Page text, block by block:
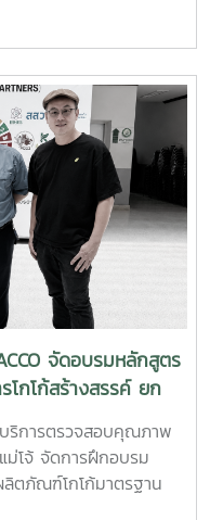
งานจริง โดยมุ่งเน้น
มความอุดมสมบูรณ์ของ
และสวนหย่อม ตลอดจน
การพึ่งพาสารเคมีและ
มิตรต่อสิ่งแวดล้อมด้าน
สถานประกอบการ การใช้
ษใบไม้ กิ่งไม้ และวัสดุ
มุนเวียนกลับมาใช้บำรุง
ริมาณของเสียและส่ง
คุณสมบัติดังกล่าว
สำหรับบำรุงดินและเร่ง
นสุขอนามัยและระบบ
เพื่อช่วยลดกลิ่นไม่พึง
อินทรีย์บริเวณห้องครัว
อะ และถังซึม ซึ่งเหมาะ
แรม โดยผลิตภัณฑ์ MMO
ลิ่นและบำบัดน้ำเสียโดย
มของผลิตภัณฑ์ภายใต้
เกษตรอย่างเหมาะสมและ
สำคัญ ได้แก่ ความเป็น
ารนำเข้าตัวอย่างปุ๋ย
ารดำเนินงานให้
เกณฑ์ที่เกี่ยวข้องของ
อย่างปุ๋ยเพื่อใช้ในการวิจัย
ที่ชัดเจน และดำเนินการ
กณฑ์และเงื่อนไขที่กรม
นงานเป็นไปอย่างถูกต้อง
นการดำเนินงาน
ยงานเจ้าภาพของ
สอบคุณภาพและมาตรฐาน
าะห์คุณภาพและ
ารความร่วมมือกับคณะ
ฐพีศาสตร์ พืชศาสตร์
ออกแบบการทดลอง
จัดอบรมหลักสูตร
กโก้สร้างสรรค์ ยก
ตรฐานสากล
ริการตรวจสอบคุณภาพ
โจ้ จัดการฝึกอบรม
ตภัณฑ์โกโก้มาตรฐาน